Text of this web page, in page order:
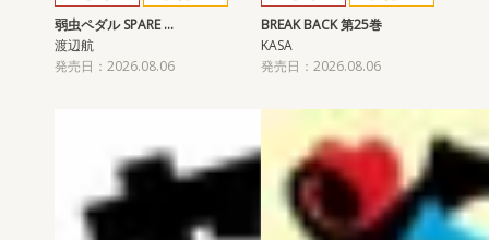
弱虫ペダル SPARE …
渡辺航
発売日：2026.08.06
BREAK BACK 第25巻
KASA
発売日：2026.08.06